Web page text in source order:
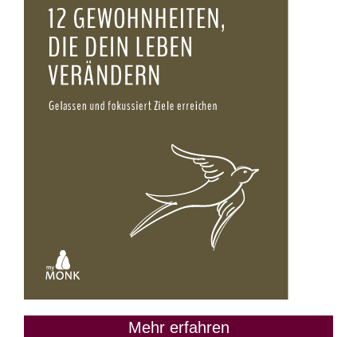
Mehr erfahren